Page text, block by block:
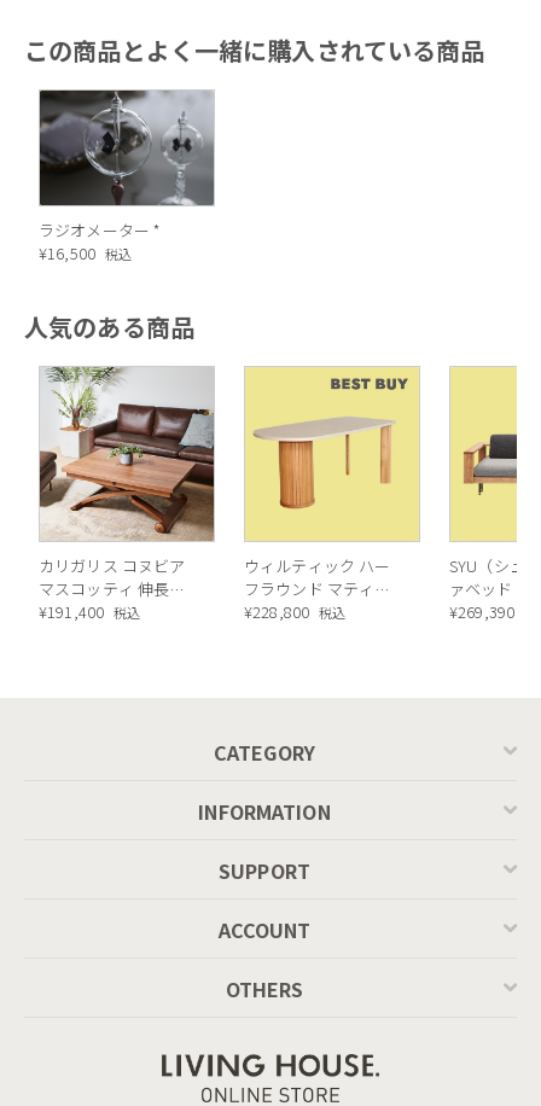
この商品とよく一緒に購入されている商品
ラジオメーター *
¥16,500 税込
人気のある商品
カリガリス コヌビア
マスコッティ 伸長・
昇降式テーブル ／
¥191,400 税込
ウィルティック ハー
フラウンド マティエ
ラ塗装 ダイニングテ
¥228,800 税込
SYU（シュ
ァベッド（
ル）190cm
¥269,390
CATEGORY
INFORMATION
SUPPORT
ACCOUNT
OTHERS